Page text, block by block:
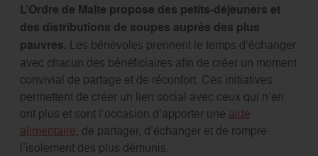
L’Ordre de Malte propose des petits-déjeuners et
des distributions de soupes auprès des plus
pauvres. Les bénévoles prennent le temps d’échanger
avec chacun des bénéficiaires afin de créer un moment
convivial de partage et de réconfort. Ces initiatives
permettent de créer un lien social avec ceux qui n’en
ont plus et sont l’occasion d’apporter une aide
alimentaire, de partager, d’échanger et de rompre
l’isolement des plus démunis.